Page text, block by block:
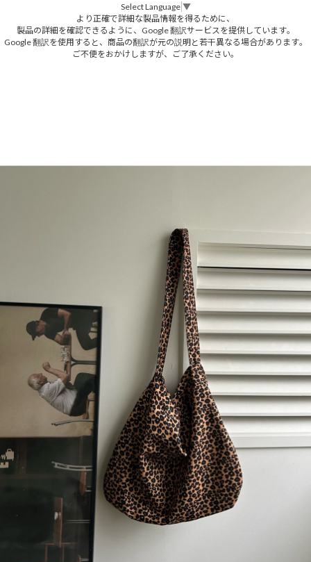
Select Language ▼
より正確で詳細な製品情報を得るために、
製品の詳細を確認できるように、Google 翻訳サービスを提供しています。
Google 翻訳を使用すると、商品の翻訳が元の説明と若干異なる場合があります。
ご不便をおかけしますが、ご了承ください。